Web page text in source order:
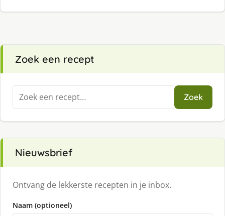
Zoek een recept
Zoeken
naar:
Zoek
Nieuwsbrief
Ontvang de lekkerste recepten in je inbox.
Naam (optioneel)